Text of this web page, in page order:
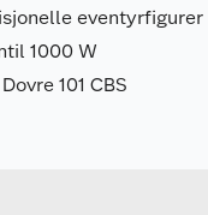
eventyrfigurer
1000 W
101 CBS